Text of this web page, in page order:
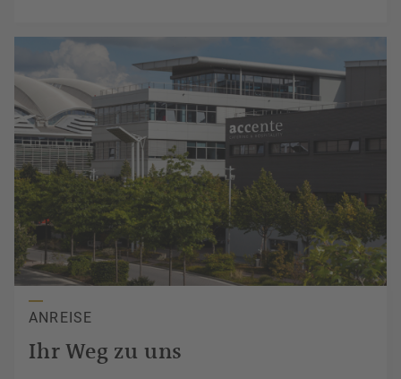
ANREISE
IhrWeg zu uns